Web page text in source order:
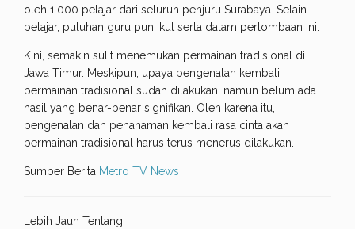
oleh 1.000 pelajar dari seluruh penjuru Surabaya. Selain
pelajar, puluhan guru pun ikut serta dalam perlombaan ini.
Kini, semakin sulit menemukan permainan tradisional di
Jawa Timur. Meskipun, upaya pengenalan kembali
permainan tradisional sudah dilakukan, namun belum ada
hasil yang benar-benar signifikan. Oleh karena itu,
pengenalan dan penanaman kembali rasa cinta akan
permainan tradisional harus terus menerus dilakukan.
Sumber Berita Metro TV News
Lebih Jauh Tentang